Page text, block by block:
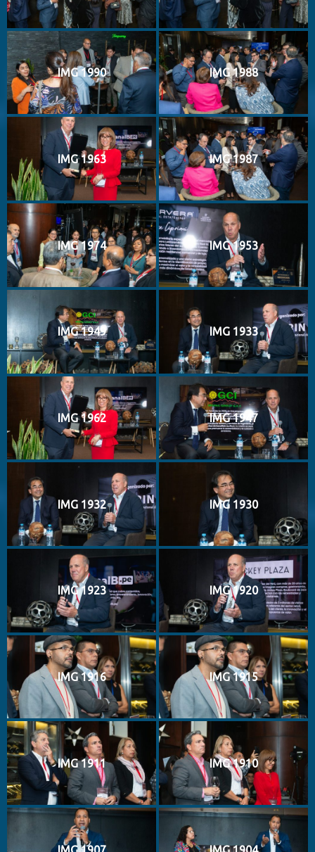
IMG 1990 IMG 1988
IMG 1963 IMG 1987
IMG 1974 IMG 1953
IMG 1949 IMG 1933
IMG 1962 IMG 1947
IMG 1932 IMG 1930
IMG 1923 IMG 1920
IMG 1916 IMG 1915
IMG 1911 IMG 1910